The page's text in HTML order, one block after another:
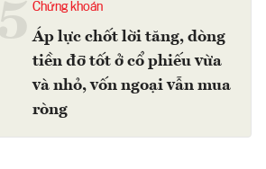
Chứng khoán
Áp lực chốt lời tăng, dòng
tiền đỡ tốt ở cổ phiếu vừa
và nhỏ, vốn ngoại vẫn mua
ròng